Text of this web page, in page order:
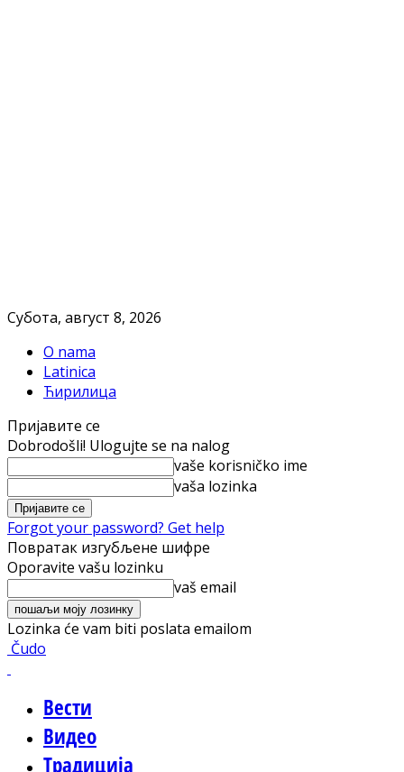
Субота, август 8, 2026
O nama
Latinica
Ћирилица
Пријавите се
Dobrodošli! Ulogujte se na nalog
vaše korisničko ime
vaša lozinka
Forgot your password? Get help
Повратак изгубљене шифре
Oporavite vašu lozinku
vaš email
Lozinka će vam biti poslata emailom
Čudo
Вести
Видео
Традиција